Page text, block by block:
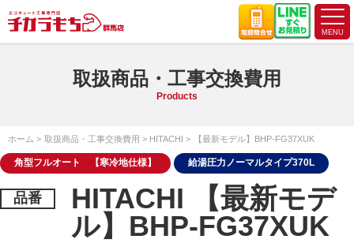
取扱商品・工事交換費用
Products
ホーム 取扱商品・工事交換費用 HITACHI 【最新モデル】BHP-FG37XUK
角型フルオート 【寒冷地仕様】 給湯圧力ノーマルタイプ370L
HITACHI 【最新モデ
ル】BHP-FG37XUK